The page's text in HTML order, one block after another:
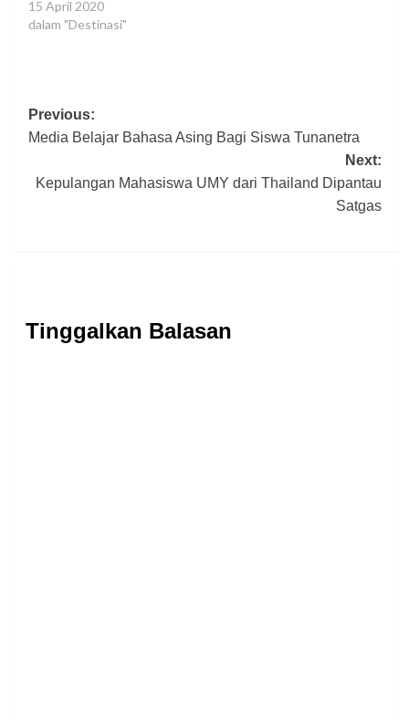
15 April 2020
dalam "Destinasi"
Post
navigation
Previous:
Media Belajar Bahasa Asing Bagi Siswa Tunanetra
Next:
Kepulangan Mahasiswa UMY dari Thailand Dipantau
Satgas
Tinggalkan Balasan